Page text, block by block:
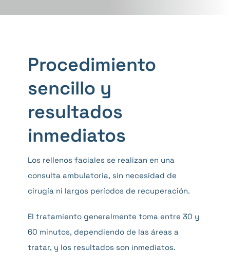
Procedimiento
sencillo y
resultados
inmediatos
Los rellenos faciales se realizan en una
consulta ambulatoria, sin necesidad de
cirugía ni largos períodos de recuperación.
El tratamiento generalmente toma entre 30 y
60 minutos, dependiendo de las áreas a
tratar, y los resultados son inmediatos.